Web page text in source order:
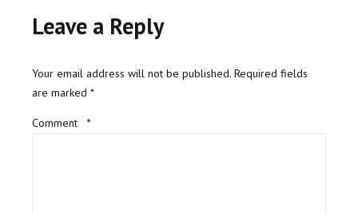
Leave a Reply
Your email address will not be published. Required fields
are marked *
Comment *